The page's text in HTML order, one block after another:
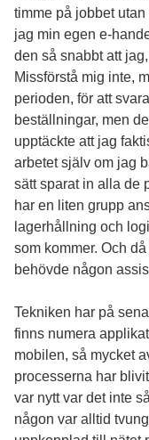
timme på jobbet
jag min egen e-
den så snabbt att
Missförstå mig inte,
perioden, för att
beställningar, men
upptäckte att jag
arbetet själv om jag
sätt sparat in alla de
har en liten grupp
lagerhållning och
som kommer. Och
behövde någon
Tekniken har på
finns numera
mobilen, så mycket
processerna har
var nytt var det inte
någon var alltid